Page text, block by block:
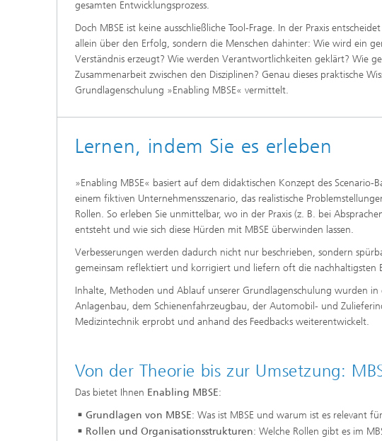
gesamten Entwicklungsprozess.
Doch MBSE ist keine ausschließliche Tool-Frage. In der Praxis
allein über den Erfolg, sondern die Menschen dahinter: Wie wird ein
Verständnis erzeugt? Wie werden Verantwortlichkeiten geklärt? Wie
Zusammenarbeit zwischen den Disziplinen? Genau dieses praktische
Grundlagenschulung »Enabling MBSE« vermittelt.
Lernen, indem Sie es erleben
»Enabling MBSE« basiert auf dem didaktischen Konzept des Scenario-
einem fiktiven Unternehmensszenario, das realistische
Rollen. So erleben Sie unmittelbar, wo in der Praxis (z. B. bei
entsteht und wie sich diese Hürden mit MBSE überwinden lassen.
Verbesserungen werden dadurch nicht nur beschrieben, sondern
gemeinsam reflektiert und korrigiert und liefern oft die nachhaltigsten
Inhalte, Methoden und Ablauf unserer Grundlagenschulung wurden
Anlagenbau, dem Schienenfahrzeugbau, der Automobil- und
Medizintechnik erprobt und anhand des Feedbacks weiterentwickelt.
Von der Theorie bis zur Umsetzung:
Das bietet Ihnen Enabling MBSE:
Grundlagen von MBSE: Was ist MBSE und warum ist es relevant
Rollen und Organisationsstrukturen: Welche Rollen gibt es im